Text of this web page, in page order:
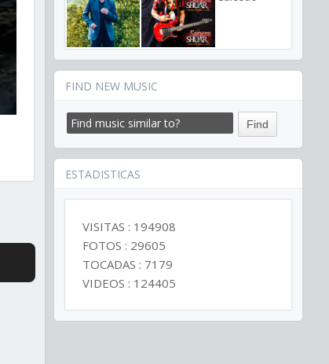
FIND NEW MUSIC
ESTADISTICAS
VISITAS : 194908
FOTOS : 29605
TOCADAS : 7179
VIDEOS : 124405